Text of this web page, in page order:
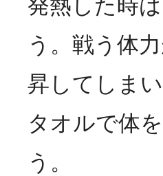
発熱した時
う。戦う体
昇してしま
タオルで体
う。